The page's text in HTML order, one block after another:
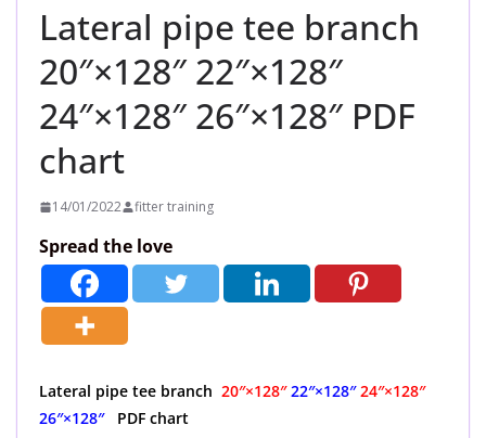
Lateral pipe tee branch
20″×128″ 22″×128″
24″×128″ 26″×128″ PDF
chart
14/01/2022 fitter training
Spread the love
Lateral pipe tee branch 20″×128″ 22″×128″ 24″×128″
26″×128″PDF chart